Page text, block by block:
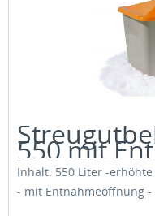
550 mit
Inhalt: 550 Liter -
- mit Entnahmeöffnung -